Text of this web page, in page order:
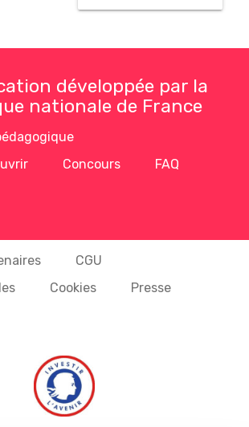
développée par la
nationale de France
Concours
FAQ
CGU
Cookies
Presse